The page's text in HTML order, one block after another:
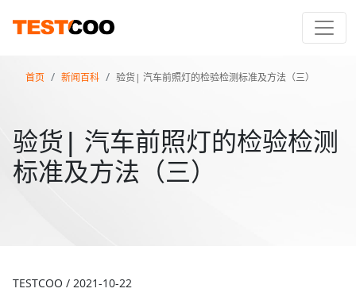
首页 新闻百科 验货| 汽车前照灯的检验检测标准及方法（三）
验货| 汽车前照灯的检验检测
标准及方法（三）
TESTCOO / 2021-10-22